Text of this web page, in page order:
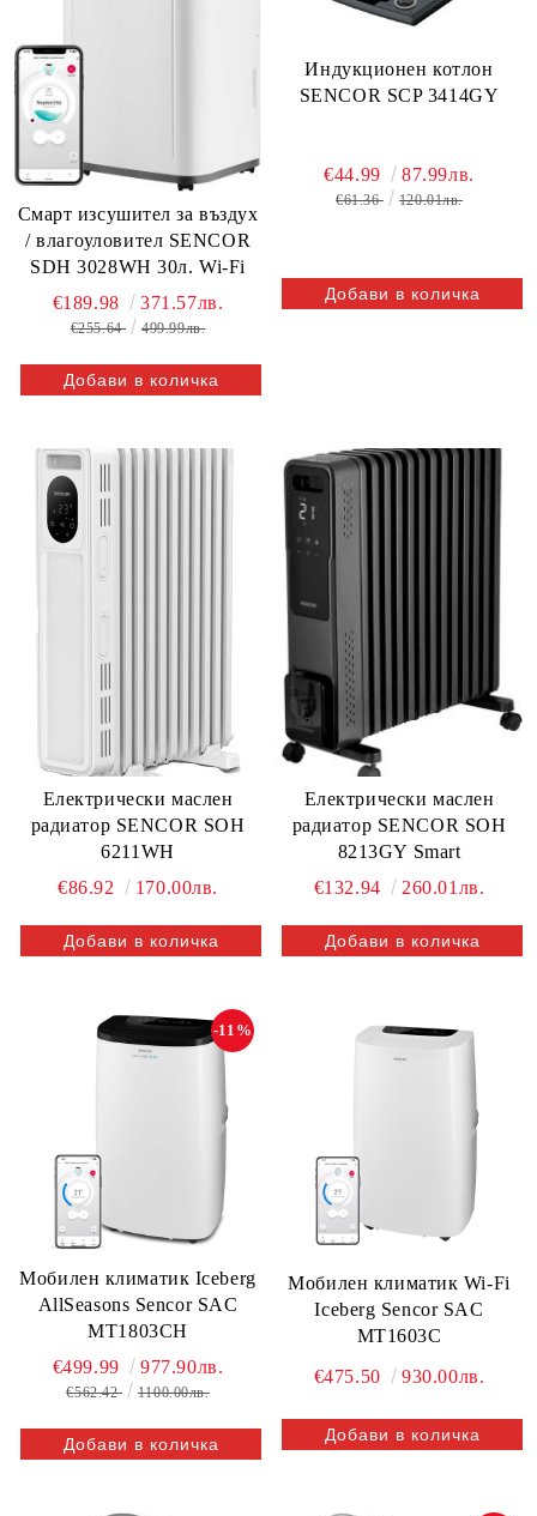
Смарт изсушител за въздух
/ влагоуловител SENCOR
SDH 3028WH 30л. Wi-Fi
€189.98
371.57лв.
€255.64 499.99лв.
Индукционен котлон
SENCOR SCP 3414GY
€44.99 87.99лв.
€61.36 120.01лв.
Електрически маслен
радиатор SENCOR SOH
6211WH
€86.92
170.00лв.
Електрически маслен
радиатор SENCOR SOH
8213GY Smart
€132.94
260.01лв.
Мобилен климатик Iceberg
AllSeasons Sencor SAC
MT1803CH
-11%
€499.99 977.90лв.
€562.42 1100.00лв.
Мобилен климатик Wi-Fi
Iceberg Sencor SAC
MT1603C
€475.50
930.00лв.